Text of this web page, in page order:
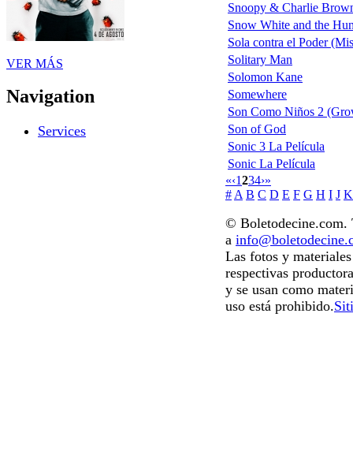
VER MÁS
Navigation
Services
Snoopy & Charlie
Snow White and the
Sola contra el Poder
Solitary Man
Solomon Kane
Somewhere
Son Como Niños 2
Son of God
Sonic 3 La Película
Sonic La Película
«‹1234›»
# A B C D E F G H I J K
© Boletodecine.com.
a
Las fotos y
respectivas
y se usan como
uso está prohibido.